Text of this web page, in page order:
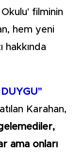
filminin
hem yeni
Karahan,
ama onları